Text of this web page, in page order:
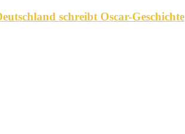
schreibt Oscar-Geschichte